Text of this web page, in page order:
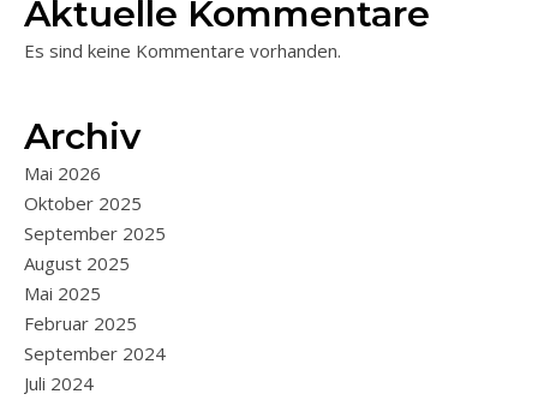
Aktuelle Kommentare
Es sind keine Kommentare vorhanden.
Archiv
Mai 2026
Oktober 2025
September 2025
August 2025
Mai 2025
Februar 2025
September 2024
Juli 2024